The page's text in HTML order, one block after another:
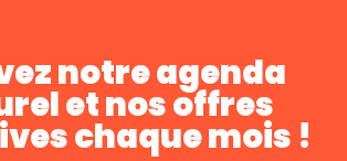
notre agenda
et nos offres
chaque mois !